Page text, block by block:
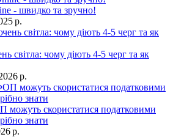
- швидко та зручно!
р.
світла: чому діють 4-5 черг та як
р.
можуть скористатися податковими
знати
р.